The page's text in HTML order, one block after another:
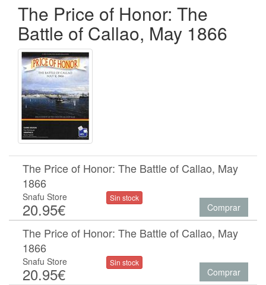
The Price of Honor: The
Battle of Callao, May 1866
The Price of Honor: The Battle of Callao, May
1866
Snafu Store
20.95€
Sin stock
Comprar
The Price of Honor: The Battle of Callao, May
1866
Snafu Store
20.95€
Sin stock
Comprar